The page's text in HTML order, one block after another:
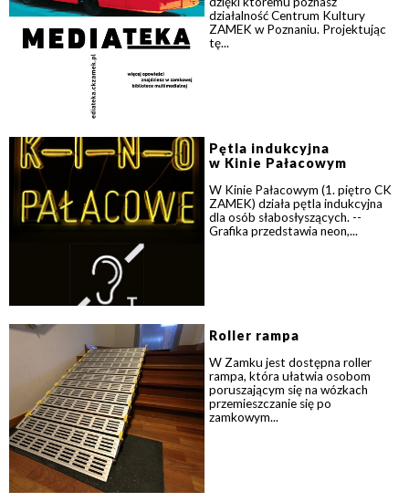
działalność Centrum Kultury
ZAMEK w Poznaniu. Projektując
tę...
Pętla indukcyjna
w Kinie Pałacowym
W Kinie Pałacowym (1. piętro CK
ZAMEK) działa pętla indukcyjna
dla osób słabosłyszących. --
Grafika przedstawia neon,...
Roller rampa
W Zamku jest dostępna roller
rampa, która ułatwia osobom
poruszającym się na wózkach
przemieszczanie się po
zamkowym...